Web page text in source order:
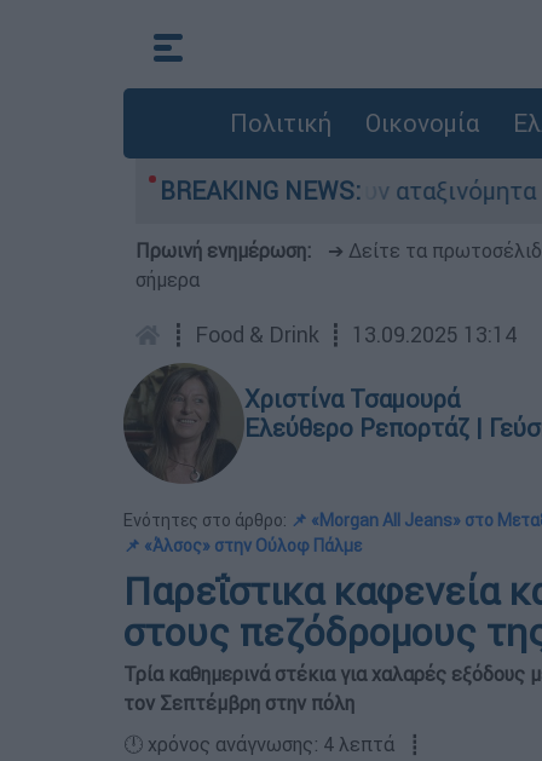
Πολιτική Οικονομία
BREAKING NEWS:
παραμένουν αταξινόμητα - Λύση αναζητά το
Πρωινή ενημέρωση: ➔ Δείτε τα
σήμερα
┋ Food & Drink ┋ 13.09.2025 13:14
Χριστίνα Τσαμουρά
Ελεύθερο Ρεπορτάζ |
Ενότητες στο άρθρο: 📌 «Morgan All Jeans» στο
📌 «Άλσος» στην Ούλοφ Πάλμε
Παρεΐστικα καφενεία
στους πεζόδρομους
Τρία καθημερινά στέκια για χαλαρές
τον Σεπτέμβρη στην πόλη
🕛 χρόνος ανάγνωσης: 4 λεπτά ┋